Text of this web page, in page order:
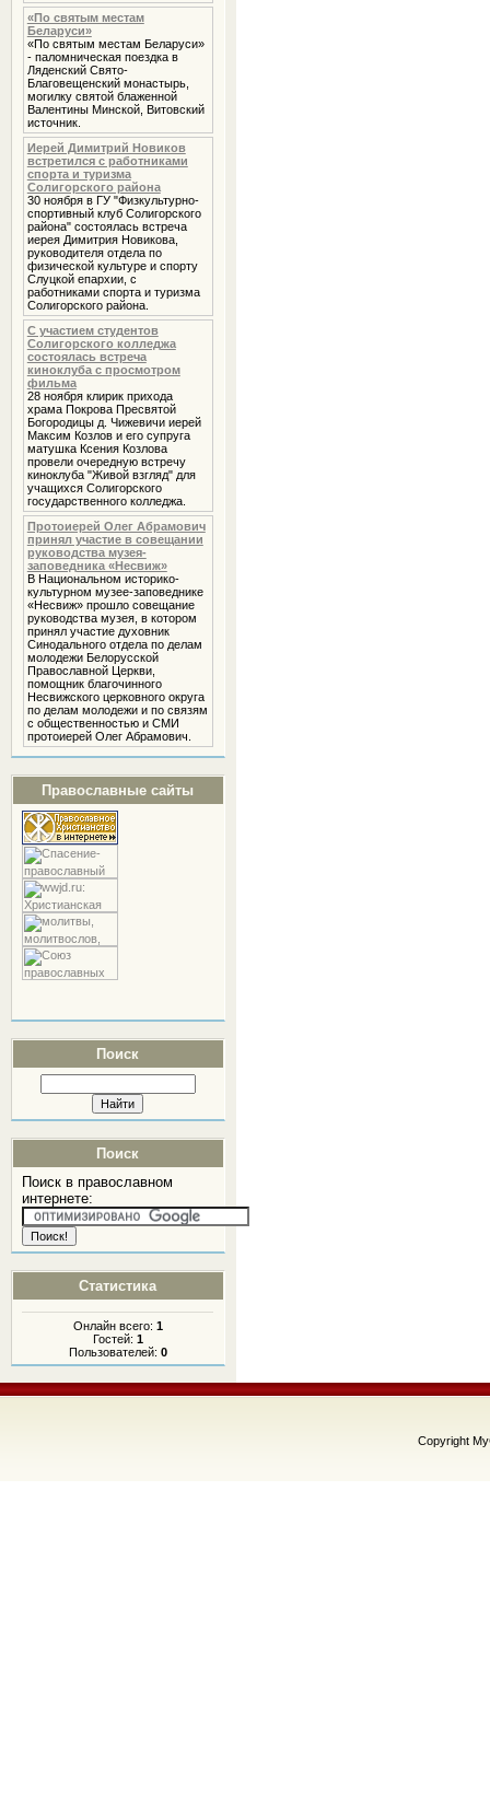
«По святым местам
Беларуси»
«По святым местам Беларуси»
- паломническая поездка в
Ляденский Свято-
Благовещенский монастырь,
могилку святой блаженной
Валентины Минской, Витовский
источник.
Иерей Димитрий Новиков
встретился с работниками
спорта и туризма
Солигорского района
30 ноября в ГУ "Физкультурно-
спортивный клуб Солигорского
района" состоялась встреча
иерея Димитрия Новикова,
руководителя отдела по
физической культуре и спорту
Слуцкой епархии, с
работниками спорта и туризма
Солигорского района.
С участием студентов
Солигорского колледжа
состоялась встреча
киноклуба с просмотром
фильма
28 ноября клирик прихода
храма Покрова Пресвятой
Богородицы д. Чижевичи иерей
Максим Козлов и его супруга
матушка Ксения Козлова
провели очередную встречу
киноклуба "Живой взгляд" для
учащихся Солигорского
государственного колледжа.
Протоиерей Олег Абрамович
принял участие в совещании
руководства музея-
заповедника «Несвиж»
В Национальном историко-
культурном музее-заповеднике
«Несвиж» прошло совещание
руководства музея, в котором
принял участие духовник
Cинодального отдела по делам
молодежи Белорусской
Православной Церкви,
помощник благочинного
Несвижского церковного округа
по делам молодежи и по связям
с общественностью и СМИ
протоиерей Олег Абрамович.
Православные сайты
Поиск
Поиск
Поиск в православном
интернете:
Статистика
Онлайн всего: 1
Гостей: 1
Пользователей: 0
Copyright